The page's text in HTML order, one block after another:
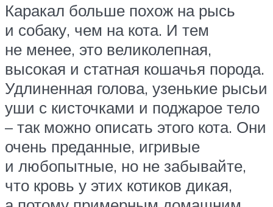
Каракал больше похож на рысь
и собаку, чем на кота. И тем
не менее, это великолепная,
высокая и статная кошачья порода.
Удлиненная голова, узенькие рысьи
уши с кисточками и поджарое тело
– так можно описать этого кота. Они
очень преданные, игривые
и любопытные, но не забывайте,
что кровь у этих котиков дикая,